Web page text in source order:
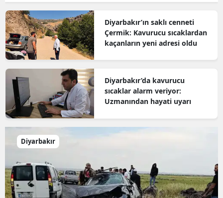
Diyarbakır’ın saklı cenneti
Çermik: Kavurucu sıcaklardan
kaçanların yeni adresi oldu
Diyarbakır’da kavurucu
sıcaklar alarm veriyor:
Uzmanından hayati uyarı
Diyarbakır